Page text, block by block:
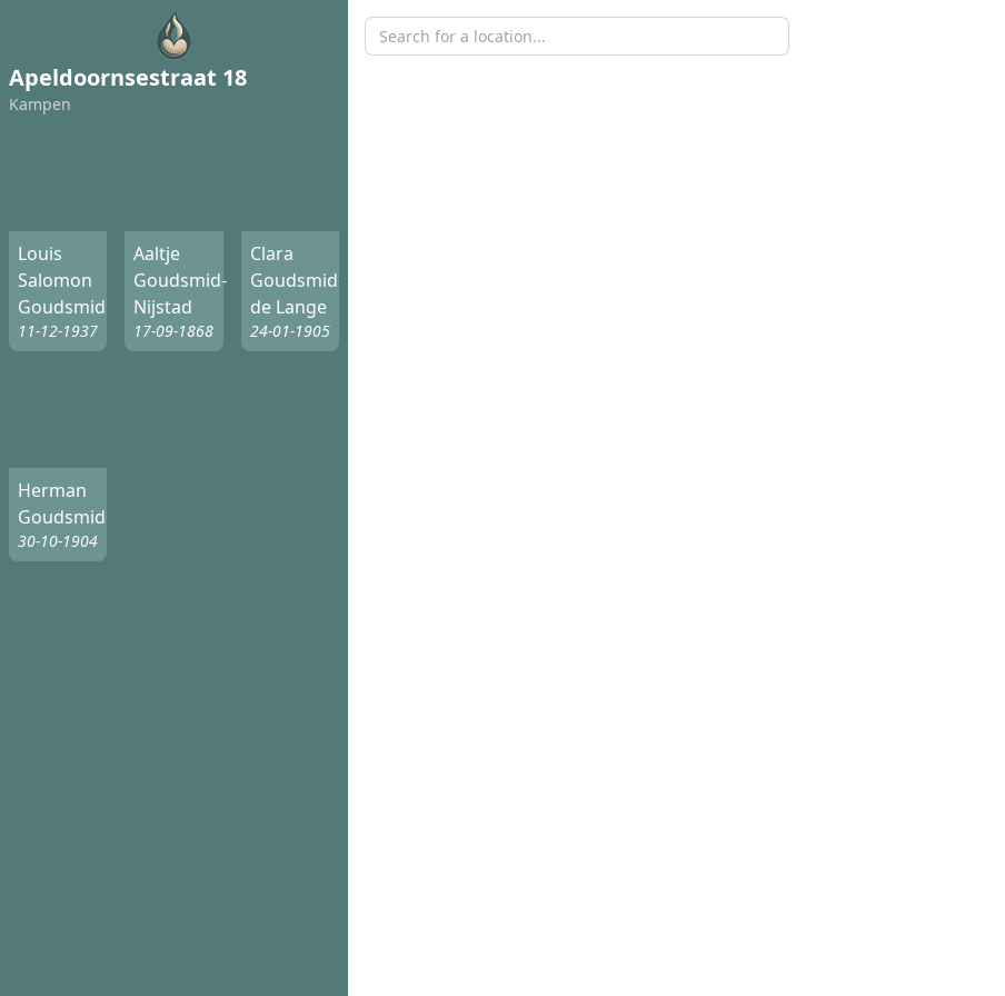
Apeldoornsestraat 18
Kampen
Louis
Salomon
Goudsmid
11-12-1937
Aaltje
Goudsmid-
Nijstad
17-09-1868
Clara
Goudsmid-
de Lange
24-01-1905
Herman
Goudsmid
30-10-1904